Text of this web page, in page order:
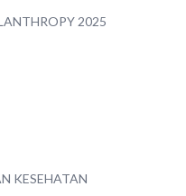
2025
KESEHATAN